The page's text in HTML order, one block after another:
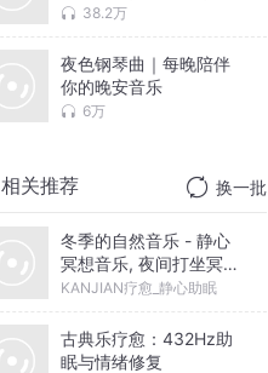
38.2万
夜色钢琴曲｜每晚陪伴
你的晚安音乐
6万
相关推荐 换一批
冬季的自然音乐 - 静心
冥想音乐, 夜间打坐冥
想, 水流之声
KANJIAN疗愈_静心助眠
古典乐疗愈：432Hz助
眠与情绪修复